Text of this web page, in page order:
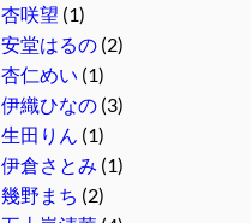
杏咲望 (1)
安堂はるの(2)
杏仁めい (1)
伊織ひなの(3)
生田りん (1)
伊倉さとみ (1)
幾野まち (2)